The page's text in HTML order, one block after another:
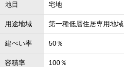
地目 宅地
用途地域 第一種低層住居専用地域
建ぺい率 50％
容積率 100％